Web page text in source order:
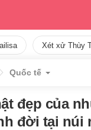
Xét xử Thùy
Quốc tế
đẹp của
đời tại núi